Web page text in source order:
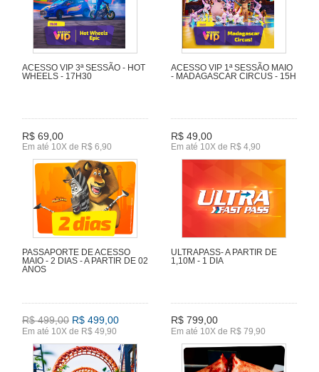
ACESSO VIP 3ª SESSÃO - HOT
WHEELS - 17H30
R$ 69,00
Em até 10X de R$ 6,90
ACESSO VIP 1ª SESSÃO MAIO
- MADAGASCAR CIRCUS - 15H
R$ 49,00
Em até 10X de R$ 4,90
PASSAPORTE DE ACESSO
MAIO - 2 DIAS - A PARTIR DE 02
ANOS
R$ 499,00 R$ 499,00
Em até 10X de R$ 49,90
ULTRAPASS- A PARTIR DE
1,10M - 1 DIA
R$ 799,00
Em até 10X de R$ 79,90